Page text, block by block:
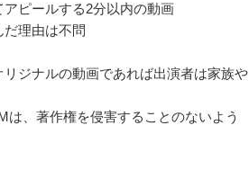
ピールする2分以内の動画
理由は不問
ジナルの動画であれば出演者は家族や
、著作権を侵害することのないよう